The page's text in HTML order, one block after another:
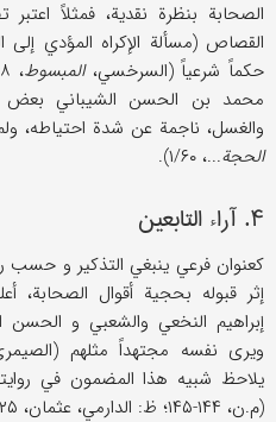
الصحابة بنظرة نقدیة، فمثلاً
القصاص (مسألة الإکراه المؤدي إلی
حکماً شرعیاً (السرخسي،المبسوط
محمد بن الحسن الشیباني بعض
والغسل، ناجمة عن شدة احتیاطه،
الحجة...، ۱/۶۰).
۴. آراء التابعین
کعنوان فرعي ینبغي التذکیر و حسب
إثر قبوله بحجیة أقوال الصحابة،
إبراهیم النخعي والشعبي و
یلاحظ شبیه هذا المضمون في
(م.ن، ۱۴۴-۱۴۵؛ ظ: الدارمي، عثمان، ۱۲۵).